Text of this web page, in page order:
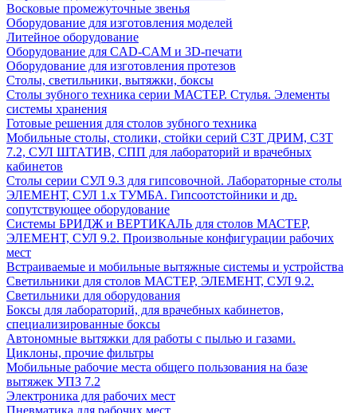
Восковые промежуточные звенья
Оборудование для изготовления моделей
Литейное оборудование
Оборудование для CAD-CAM и 3D-печати
Оборудование для изготовления протезов
Cтолы, светильники, вытяжки, боксы
Столы зубного техника серии МАСТЕР. Стулья. Элементы
системы хранения
Готовые решения для столов зубного техника
Мобильные столы, столики, стойки серий СЗТ ДРИМ, СЗТ
7.2, СУЛ ШТАТИВ, СПП для лабораторий и врачебных
кабинетов
Столы серии СУЛ 9.3 для гипсовочной. Лабораторные столы
ЭЛЕМЕНТ, СУЛ 1.х ТУМБА. Гипсоотстойники и др.
сопутствующее оборудование
Системы БРИДЖ и ВЕРТИКАЛЬ для столов МАСТЕР,
ЭЛЕМЕНТ, СУЛ 9.2. Произвольные конфигурации рабочих
мест
Встраиваемые и мобильные вытяжные системы и устройства
Светильники для столов МАСТЕР, ЭЛЕМЕНТ, СУЛ 9.2.
Светильники для оборудования
Боксы для лабораторий, для врачебных кабинетов,
специализированные боксы
Автономные вытяжки для работы с пылью и газами.
Циклоны, прочие фильтры
Мобильные рабочие места общего пользования на базе
вытяжек УПЗ 7.2
Электроника для рабочих мест
Пневматика для рабочих мест